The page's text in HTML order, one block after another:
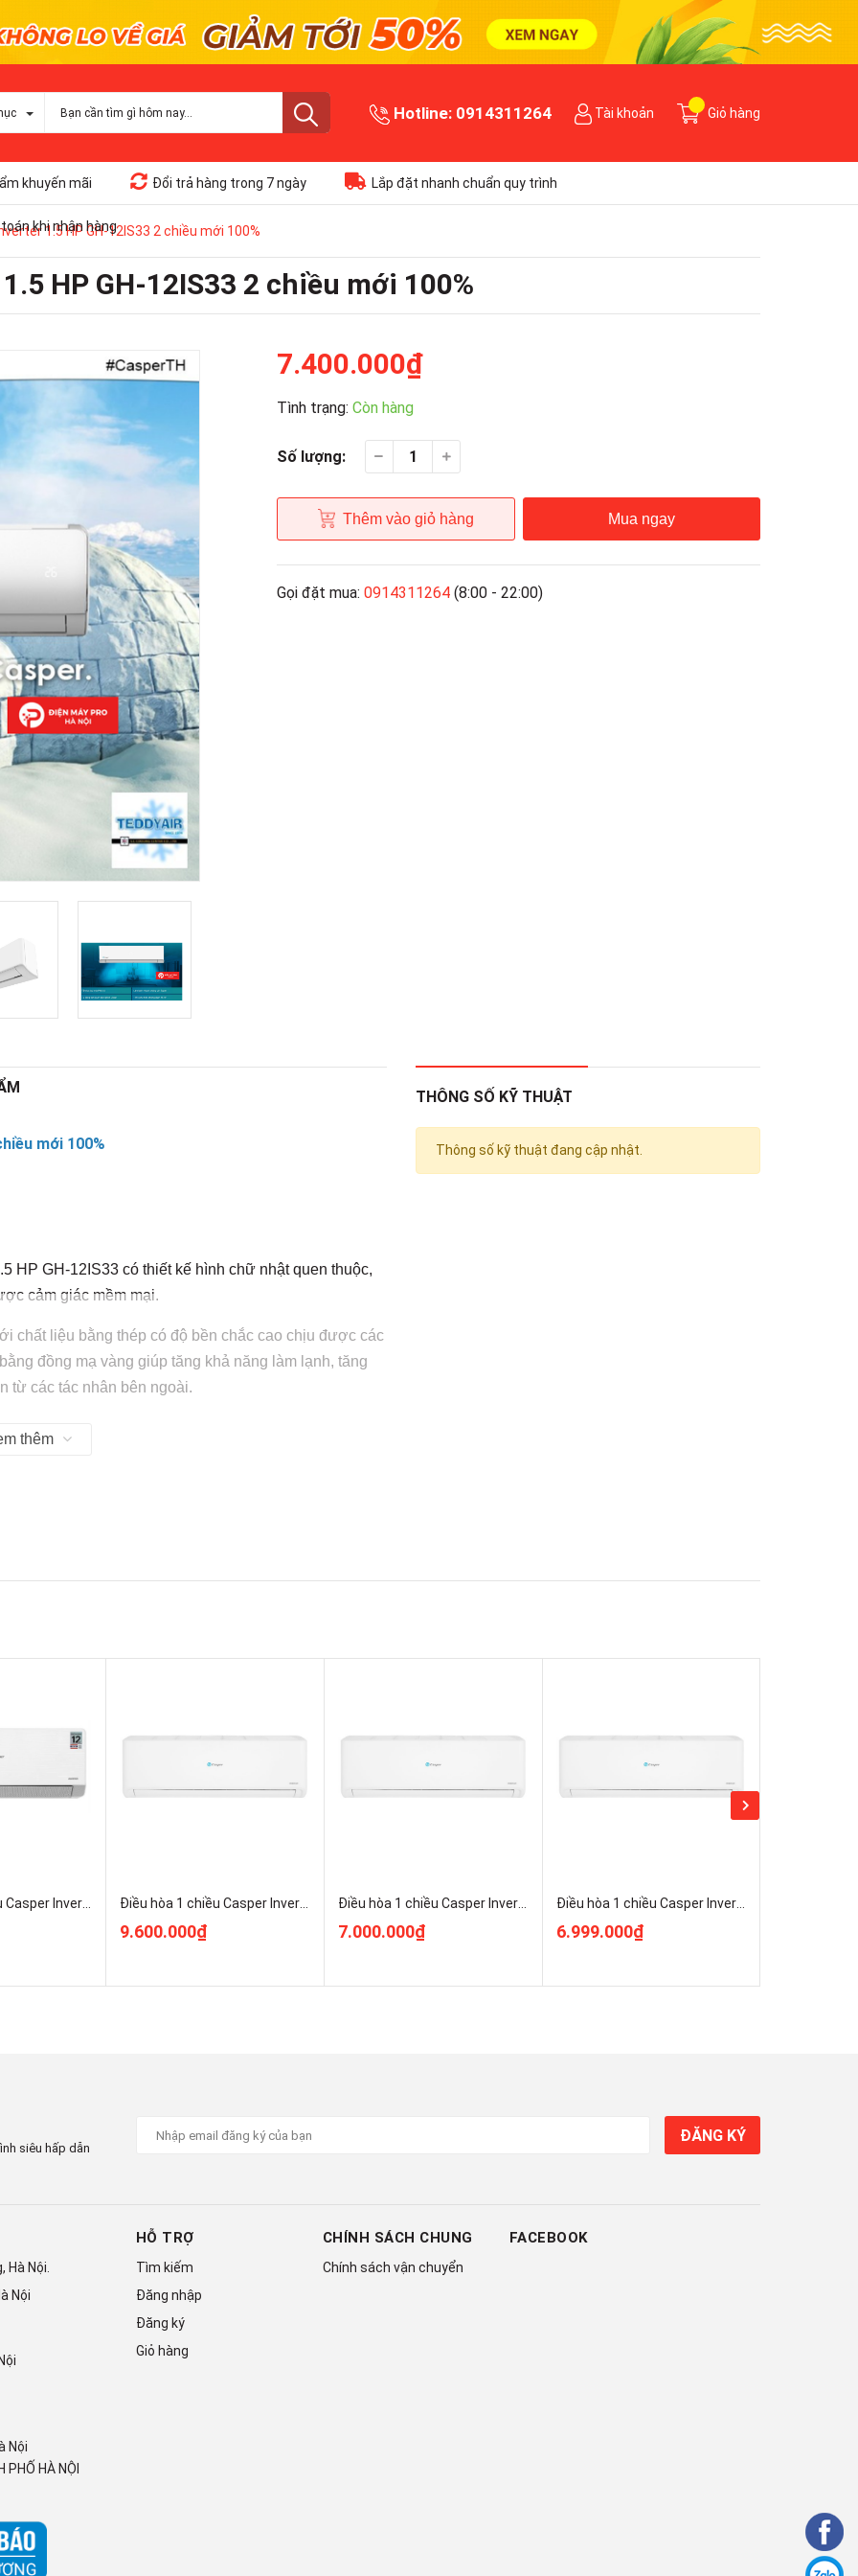
Hotline: 0914311264 Tài khoản Giỏ hàng
khuyến mãi Đổi trả hàng trong 7 ngày Lắp đặt nhanh chuẩn quy trình
khi nhận hàng
1.5 HP GH-12IS33 2 chiều mới 100%
HP GH-12IS33 2 chiều mới 100%
7.400.000₫
Tình trạng: Còn hàng
Số lượng:
Thêm vào giỏ hàng Mua ngay
Gọi đặt mua: 0914311264 (8:00 - 22:00)
mới 100%
HP GH-12IS33 có thiết kế hình chữ nhật quen thuộc,
cảm giác mềm mại.
chất liệu bằng thép có độ bền chắc cao chịu được các
đồng mạ vàng giúp tăng khả năng làm lạnh, tăng
từ các tác nhân bên ngoài.
lạnh hoạt động hiệu quả trong không gian từ 15 -
thêm
THÔNG SỐ KỸ THUẬT
Thông số kỹ thuật đang cập nhật.
Máy lạnh 2 chiều Casper Inverter 1.5 HP QH-12IU36A Chính Hãng Điều hòa 1 chiều Casper Inverter 2HP GC-18IS33 (18000 BTU)
9.600.000₫
Điều hòa 1 chiều Casper Inverter 2HP GC-18IS33 (18000 BTU)
7.000.000₫
Điều hòa 1 chiều Casper Inverter 2HP GC-18IS33 (18000 BTU) giá rẻ
6.999.000₫
siêu hấp dẫn
ĐĂNG KÝ
Hà Nội.
Nội
Nội
PHỐ HÀ NỘI
HỖ TRỢ
Tìm kiếm
Đăng nhập
Đăng ký
Giỏ hàng
CHÍNH SÁCH CHUNG
Chính sách vận chuyển
FACEBOOK